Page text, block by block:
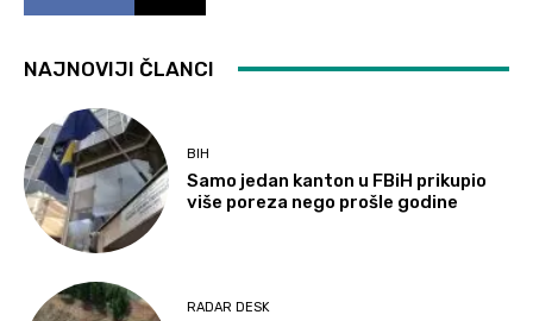
NAJNOVIJI ČLANCI
BIH
Samo jedan kanton u FBiH prikupio
više poreza nego prošle godine
RADAR DESK